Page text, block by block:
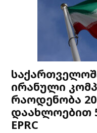
ირანული
რაოდენობა
დაახლოებით
EPRC